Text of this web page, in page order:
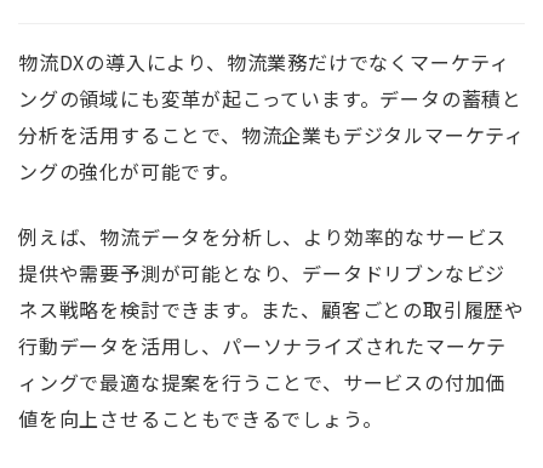
物流DXの導入により、物流業務だけでなくマーケティ
ングの領域にも変革が起こっています。データの蓄積と
分析を活用することで、物流企業もデジタルマーケティ
ングの強化が可能です。
例えば、物流データを分析し、より効率的なサービス
提供や需要予測が可能となり、データドリブンなビジ
ネス戦略を検討できます。また、顧客ごとの取引履歴や
行動データを活用し、パーソナライズされたマーケテ
ィングで最適な提案を行うことで、サービスの付加価
値を向上させることもできるでしょう。